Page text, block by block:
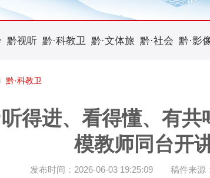
黔视听 黔·科教卫 黔·文体旅 黔·社会 黔·影
黔·科教卫
得进、看得懂、有共
模教师同台开
发布时间：2026-06-03 19:25:09 稿件来源